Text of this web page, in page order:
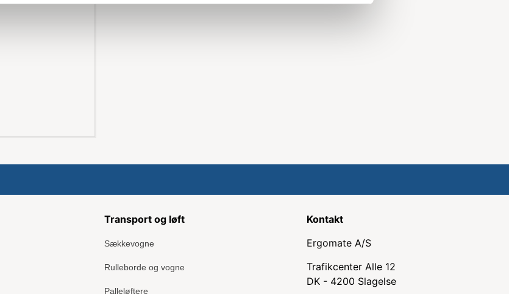
Transport og løft
Sækkevogne
Rulleborde og vogne
Palleløftere
Kontakt
Ergomate A/S
Trafikcenter Alle 12
DK - 4200 Slagelse